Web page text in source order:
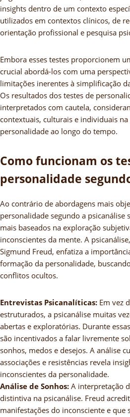
insights dentro de um contexto
utilizados em contextos clínicos, de
orientação profissional e pesquisa
Embora esses testes proporcionem
crucial abordá-los com uma
limitações inerentes à simplificação
Os resultados dos testes de
interpretados com cautela,
contextuais, culturais e individuais na
personalidade ao longo do tempo.
Como funcionam os
personalidade
Ao contrário de abordagens mais
personalidade segundo a psicanálise
mais baseados na exploração
inconscientes da mente. A
Sigmund Freud, enfatiza a
formação da personalidade,
conflitos ocultos.
Entrevistas Psicanalíticas: Em vez
estruturados, a psicanálise muitas
abertas e exploratórias. Durante
são incentivados a falar livremente
sonhos, medos e desejos. A análise
associações e resistências revela
inconscientes da personalidade.
Análise de Sonhos: A interpretação
distintiva na psicanálise. Freud
manifestações do inconsciente e que